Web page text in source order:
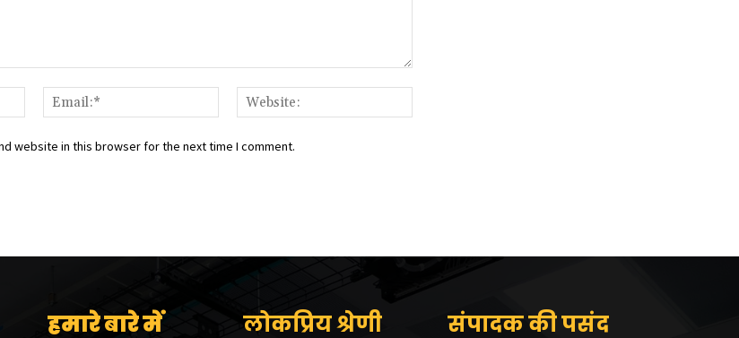
Name:*
Email:*
website in this browser for the next time I comment.
हमारे बारे में लोकप्रिय श्रेणी संपादक की पसंद